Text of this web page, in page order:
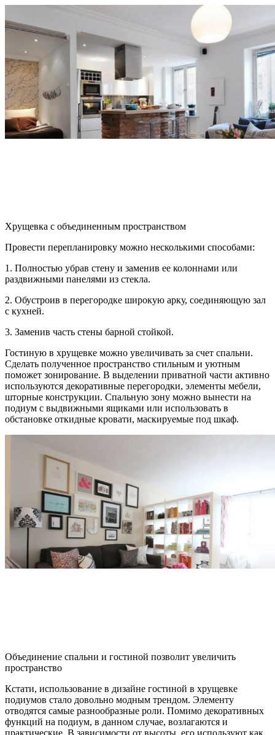
Хрущевка с объединенным пространством
Провести перепланировку можно несколькими способами:
1.​ Полностью убрав стену и заменив ее колоннами или
раздвижными панелями из стекла.
2.​ Обустроив в перегородке широкую арку, соединяющую зал
с кухней.
3.​ Заменив часть стены барной стойкой.
Гостиную в хрущевке можно увеличивать за счет спальни.
Сделать полученное пространство стильным и уютным
поможет зонирование. В выделении приватной части активно
используются декоративные перегородки, элементы мебели,
шторные конструкции. Спальную зону можно вынести на
подиум с выдвижными ящиками или использовать в
обстановке откидные кровати, маскируемые под шкаф.
Объединение спальни и гостиной позволит увеличить
пространство
Кстати, использование в дизайне гостиной в хрущевке
подиумов стало довольно модным трендом. Элементу
отводятся самые разнообразные роли. Помимо декоративных
функций на подиум, в данном случае, возлагаются и
практические. В зависимости от высоты, его используют как